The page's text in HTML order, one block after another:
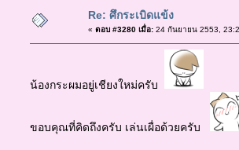
Re: ศึกระเบิดแข้ง
« ตอบ #3280 เมื่อ:24 กันยายน 2553,
น้องกระผมอยู่เชียงใหม่ครับ
ขอบคุณที่คิดถึงครับ เล่นเผื่อด้วยครับ